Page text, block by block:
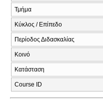
Τμήμα
Κύκλος / Επίπεδο
Περίοδος Διδασκαλίας
Κοινό
Κατάσταση
Course ID